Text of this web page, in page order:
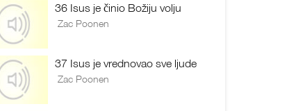
36 Isus je činio Božiju volju
Zac Poonen
37 Isus je vrednovao sve ljude
Zac Poonen